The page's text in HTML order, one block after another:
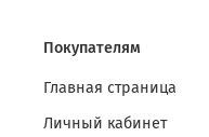
Покупателям
Главная страница
Личный кабинет